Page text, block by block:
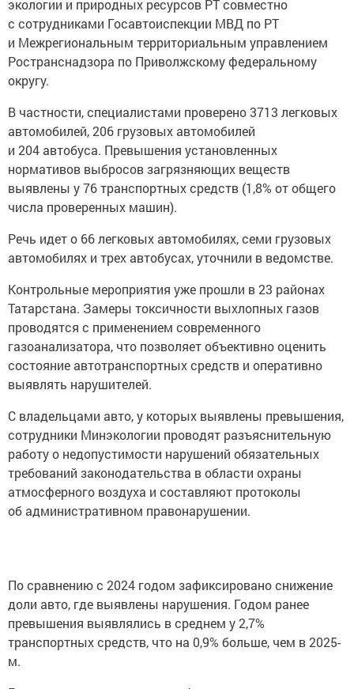
экологии и природных ресурсов РТ совместно
с сотрудниками Госавтоиспекции МВД по РТ
и Межрегиональным территориальным управлением
Ространснадзора по Приволжскому федеральному
округу.
В частности, специалистами проверено 3713 легковых
автомобилей, 206 грузовых автомобилей
и 204 автобуса. Превышения установленных
нормативов выбросов загрязняющих веществ
выявлены у 76 транспортных средств (1,8% от общего
числа проверенных машин).
Речь идет о 66 легковых автомобилях, семи грузовых
автомобилях и трех автобусах, уточнили в ведомстве.
Контрольные мероприятия уже прошли в 23 районах
Татарстана. Замеры токсичности выхлопных газов
проводятся с применением современного
газоанализатора, что позволяет объективно оценить
состояние автотранспортных средств и оперативно
выявлять нарушителей.
С владельцами авто, у которых выявлены превышения,
сотрудники Минэкологии проводят разъяснительную
работу о недопустимости нарушений обязательных
требований законодательства в области охраны
атмосферного воздуха и составляют протоколы
об административном правонарушении.
По сравнению с 2024 годом зафиксировано снижение
доли авто, где выявлены нарушения. Годом ранее
превышения выявлялись в среднем у 2,7%
транспортных средств, что на 0,9% больше, чем в 2025-
м.